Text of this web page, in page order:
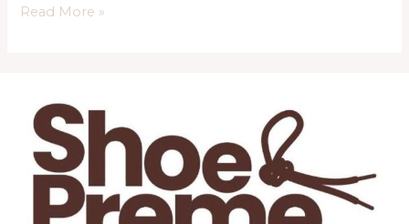
Read More »